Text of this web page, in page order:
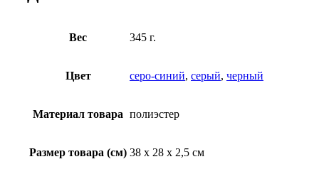
Вес 345 г.
Цвет серо-синий, серый, черный
Материал товара полиэстер
Размер товара (см) 38 х 28 х 2,5 см